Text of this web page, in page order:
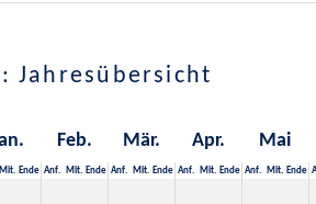
Jahresübersicht
Feb. Mär. Apr. Mai
Mit. Ende Anf. Mit. Ende Anf. Mit. Ende Anf. Mit. Ende Anf. Mit. Ende